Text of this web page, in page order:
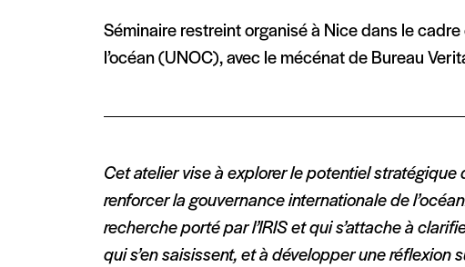
Séminaire restreint organisé à Nice dans le
l’océan (UNOC), avec le mécénat de Bureau
Cet atelier vise à explorer le potentiel
renforcer la gouvernance internationale de
recherche porté par l’IRIS et qui s’attache à
qui s’en saisissent, et à développer une